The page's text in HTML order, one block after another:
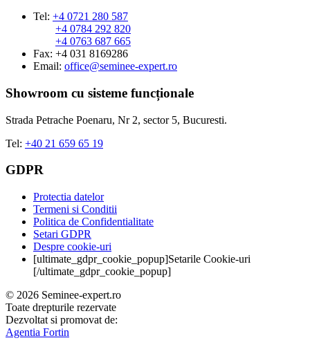
Tel: +4 0721 280 587
+4 0784 292 820
+4 0763 687 665
Fax: +4 031 8169286
Email: office@seminee-expert.ro
Showroom cu sisteme funcționale
Strada Petrache Poenaru, Nr 2, sector 5, Bucuresti.
Tel: +40 21 659 65 19
GDPR
Protectia datelor
Termeni si Conditii
Politica de Confidentialitate
Setari GDPR
Despre cookie-uri
[ultimate_gdpr_cookie_popup]Setarile Cookie-uri
[/ultimate_gdpr_cookie_popup]
© 2026 Seminee-expert.ro
Toate drepturile rezervate
Dezvoltat si promovat de:
Agentia Fortin